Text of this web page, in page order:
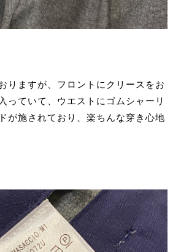
りますが、フロントにクリースをお
っていて、ウエストにゴムシャーリ
が施されており、楽ちんな穿き心地